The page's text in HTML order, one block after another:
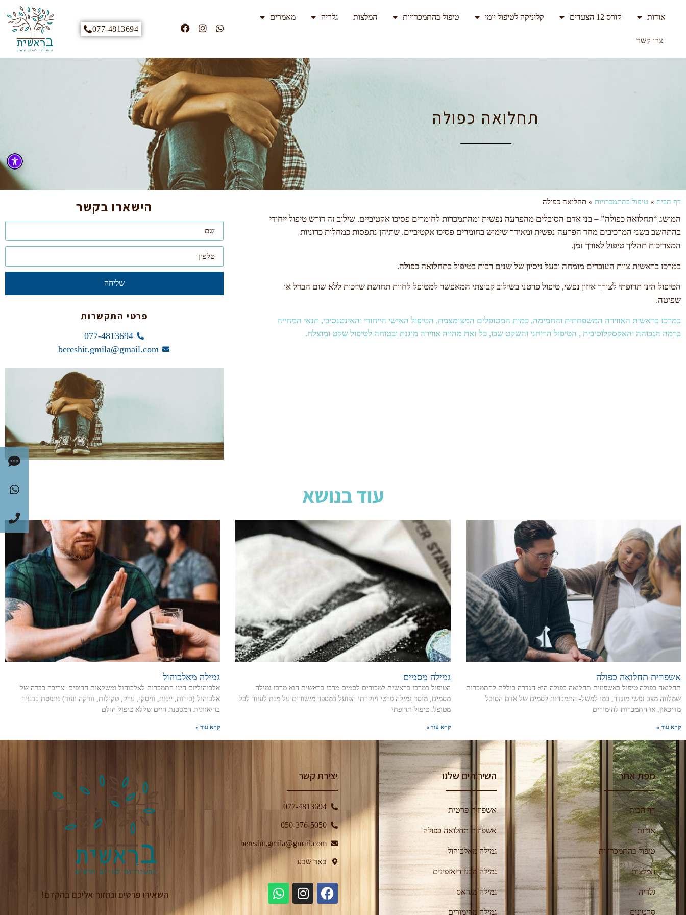
אודות קורס 12 הצעדים קליניקה לטיפול יומי טיפול בהתמכרויות המלצות גלריה מאמרים
צרו קשר
077-4813694
תחלואה כפולה
דף הבית » טיפול בהתמכרויות » תחלואה כפולה
המושג “תחלואה כפולה” – בני אדם הסובלים מהפרעה נפשית ומהתמכרות לחומרים פסיכו אקטיביים. שילוב זה דורש טיפול ייחודי
בהתחשב בשני המרכיבים מחד הפרעה נפשית ומאידך שימוש בחומרים פסיכו אקטיביים. שתיהן נתפסות כמחלות כרוניות
המצריכות תהליך טיפול לאורך זמן.
במרכז בראשית צוות העובדים מומחה ובעל ניסיון של שנים רבות בטיפול בתחלואה כפולה.
הטיפול הינו תרופתי לצורך איזון נפשי, טיפול פרטני בשילוב קבוצתי המאפשר למטופל לחוות תחושת שייכות ללא שום הבדל או
שפיטה.
במרכז בראשית האווירה המשפחתית והחמימה, כמות המטופלים המצומצמת, הטיפול האישי הייחודי והאינטנסיבי, תנאי המחייה
ברמה הגבוהה והאקסקלוסיבית , הטיפול הרוחני והשקט שבו, כל זאת מהווה אווירה מוגנת ובטוחה לטיפול שקט ומוצלח.
הישארו בקשר
שליחה
פרטי התקשרות
077-4813694
bereshit.gmila@gmail.com
עוד בנושא
אשפוזית תחלואה כפולה
תחלואה כפולה טיפול באשפוזית תחלואה כפולה היא הגדרה כוללת להתמכרות
שמלווה מצב נפשי מוגדר, כמו למשל- התמכרות לסמים של אדם הסובל
מדיכאון, או התמכרות להימורים
קרא עוד »
גמילה מסמים
הטיפול במרכז בראשית למכורים לסמים מרכז בראשית הוא מרכז גמילה
מסמים, מוסד גמילה פרטי ויוקרתי הפועל במספר מישורים על מנת לעזור לכל
מטופל. טיפול תרופתי
קרא עוד »
גמילה מאלכוהול
אלכוהוליזם הינו התמכרות לאלכוהול ומשקאות חריפים. צריכה כבדה של
אלכוהול (בירות, יינות, וויסקי, ערק, טקילות, וודקה ועוד) נתפסת כבעיה
בריאותית המסכנת חיים שללא טיפול הולם
קרא עוד »
מפת אתר
דף הבית
אודות
טיפול בהתמכרויות
המלצות
גלריה
סרטונים
השירותים שלנו
אשפוזית פרטית
אשפוזית תחלואה כפולה
גמילה מאלכוהול
גמילה מבנזודיאזפינים
גמילה מגראס
גמילה מהימורים
יצירת קשר
077-4813694
050-376-5050⁩
bereshit.gmila@gmail.com
באר שבע
השאירו פרטים ונחזור אליכם בהקדם!